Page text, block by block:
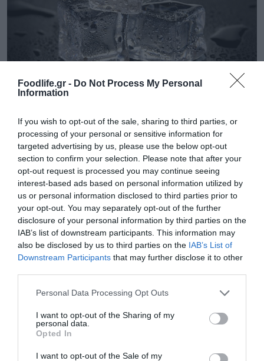
Foodlife.gr - Do Not Process My Personal
Information
If you wish to opt-out of the sale, sharing to third parties, or
processing of your personal or sensitive information for
targeted advertising by us, please use the below opt-out
section to confirm your selection. Please note that after your
opt-out request is processed you may continue seeing
interest-based ads based on personal information utilized by
us or personal information disclosed to third parties prior to
your opt-out. You may separately opt-out of the further
disclosure of your personal information by third parties on the
IAB’s list of downstream participants. This information may
also be disclosed by us to third parties on the IAB’s List of
Downstream Participants that may further disclose it to other
Please note that this website/app uses one or more Google
not limited to your visit or usage behaviour. You may click to
grant or deny consent to Google and its third-party tags to
use your data for below specified purposes in below Google
consent section.
Personal Data Processing Opt Outs
I want to opt-out of the Sharing of my
personal data.
Opted In
I want to opt-out of the Sale of my
03.08.2026
παγοθήκες με νερό
02.08.2026
Τρεις ελληνικές πόλεις στους κορυφαίους
προορισμούς για street food